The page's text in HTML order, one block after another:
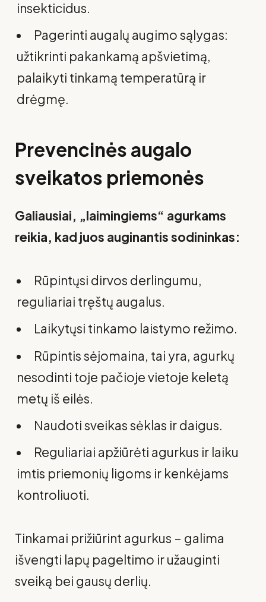
insekticidus.
Pagerinti augalų augimo sąlygas:
užtikrinti pakankamą apšvietimą,
palaikyti tinkamą temperatūrą ir
drėgmę.
Prevencinės augalo
sveikatos priemonės
Galiausiai, „laimingiems“ agurkams
reikia, kad juos auginantis sodininkas:
Rūpintųsi dirvos derlingumu,
reguliariai tręštų augalus.
Laikytųsi tinkamo laistymo režimo.
Rūpintis sėjomaina, tai yra, agurkų
nesodinti toje pačioje vietoje keletą
metų iš eilės.
Naudoti sveikas sėklas ir daigus.
Reguliariai apžiūrėti agurkus ir laiku
imtis priemonių ligoms ir kenkėjams
kontroliuoti.
Tinkamai prižiūrint agurkus – galima
išvengti lapų pageltimo ir užauginti
sveiką bei gausų derlių.